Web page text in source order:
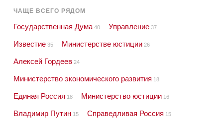
ЧАЩЕ ВСЕГО РЯДОМ
Государственная Дума 40 Управление 37
Известие 35 Министерстве юстиции 26
Алексей Гордеев 24
Министерство экономического развития 18
Единая Россия 18 Министерство юстиции 16
Владимир Путин 15 Справедливая Россия 15